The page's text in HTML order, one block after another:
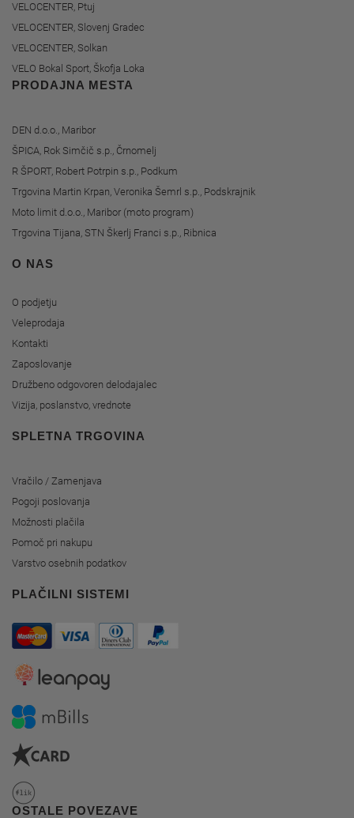
VELOCENTER, Ptuj
VELOCENTER, Slovenj Gradec
VELOCENTER, Solkan
VELO Bokal Sport, Škofja Loka
PRODAJNA MESTA
DEN d.o.o., Maribor
ŠPICA, Rok Simčič s.p., Črnomelj
R ŠPORT, Robert Potrpin s.p., Podkum
Trgovina Martin Krpan, Veronika Šemrl s.p., Podskrajnik
Moto limit d.o.o., Maribor (moto program)
Trgovina Tijana, STN Škerlj Franci s.p., Ribnica
O NAS
O podjetju
Veleprodaja
Kontakti
Zaposlovanje
Družbeno odgovoren delodajalec
Vizija, poslanstvo, vrednote
SPLETNA TRGOVINA
Vračilo / Zamenjava
Pogoji poslovanja
Možnosti plačila
Pomoč pri nakupu
Varstvo osebnih podatkov
PLAČILNI SISTEMI
OSTALE POVEZAVE